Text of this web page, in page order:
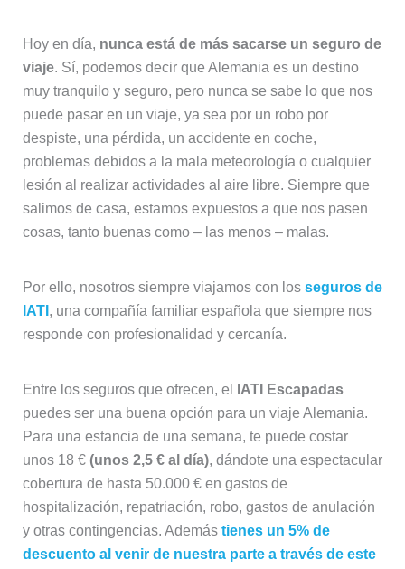
Hoy en día, nunca está de más sacarse un seguro de
viaje. Sí, podemos decir que Alemania es un destino
muy tranquilo y seguro, pero nunca se sabe lo que nos
puede pasar en un viaje, ya sea por un robo por
despiste, una pérdida, un accidente en coche,
problemas debidos a la mala meteorología o cualquier
lesión al realizar actividades al aire libre. Siempre que
salimos de casa, estamos expuestos a que nos pasen
cosas, tanto buenas como – las menos – malas.
Por ello, nosotros siempre viajamos con los seguros de
IATI , una compañía familiar española que siempre nos
responde con profesionalidad y cercanía.
Entre los seguros que ofrecen, el
IATI Escapadas
puedes ser una buena opción para un viaje Alemania.
Para una estancia de una semana, te puede costar
unos 18 € (unos 2,5 € al día), dándote una espectacular
cobertura de hasta 50.000 € en gastos de
hospitalización, repatriación, robo, gastos de anulación
y otras contingencias. Además tienes un 5% de
descuento al venir de nuestra parte a través de este